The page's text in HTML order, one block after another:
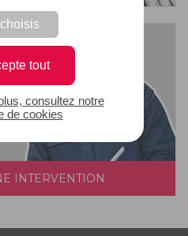
tout
consultez notre
de cookies
INTERVENTION